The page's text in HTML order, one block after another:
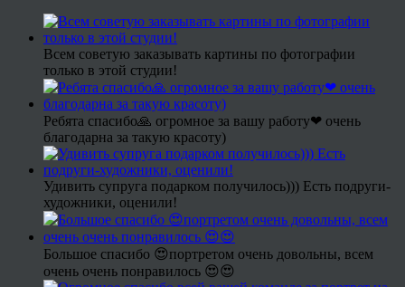
Всем советую заказывать картины по фотографии
только в этой студии!
Ребята спасибо🙏 огромное за вашу работу❤ очень
благодарна за такую красоту)
Удивить супруга подарком получилось))) Есть подруги-
художники, оценили!
Большое спасибо 😍портретом очень довольны, всем
очень очень понравилось 😍😍